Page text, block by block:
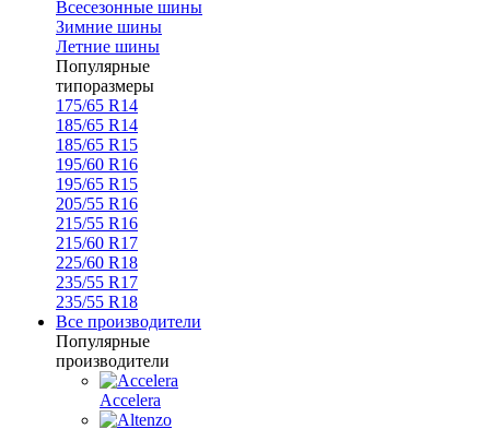
Всесезонные шины
Зимние шины
Летние шины
Популярные
типоразмеры
175/65 R14
185/65 R14
185/65 R15
195/60 R16
195/65 R15
205/55 R16
215/55 R16
215/60 R17
225/60 R18
235/55 R17
235/55 R18
Все производители
Популярные
производители
Accelera